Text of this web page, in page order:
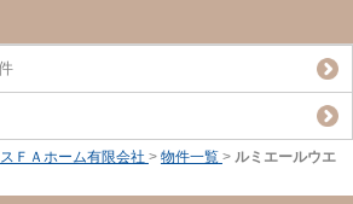
ＦＡホーム有限会社 > 物件一覧 > ルミエールウエ